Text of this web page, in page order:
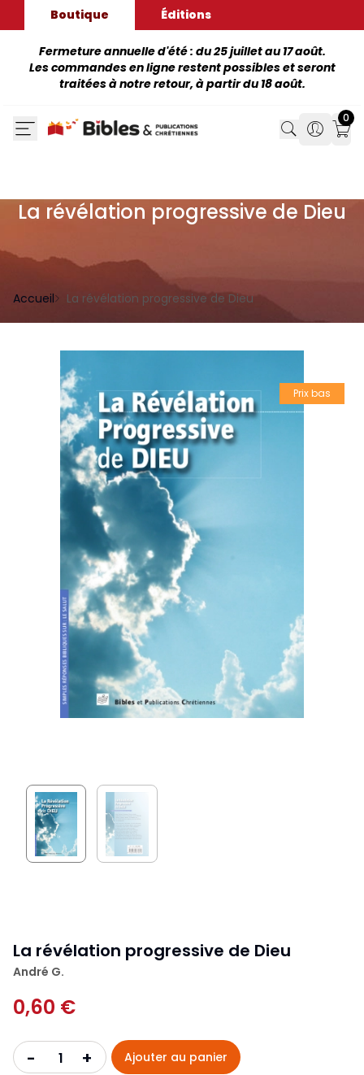
Boutique Éditions
Fermeture annuelle d'été : du 25 juillet au 17 août.
Les commandes en ligne restent possibles et seront
traitées à notre retour, à partir du 18 août.
Search
Search
0
La révélation progressive de Dieu
Accueil La révélation progressive de Dieu
Prix bas
La révélation progressive de Dieu
André G.
0,60 €
- + Ajouter au panier